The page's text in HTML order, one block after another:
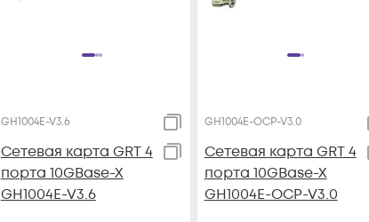
GH1004E-V3.6
Сетевая карта GRT 4
порта 10GBase-X
GH1004E-V3.6
GH1004E-OCP-V3.0
Сетевая карта GRT 4
порта 10GBase-X
GH1004E-OCP-V3.0